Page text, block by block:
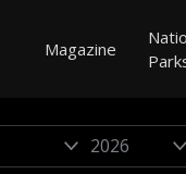
Magazine